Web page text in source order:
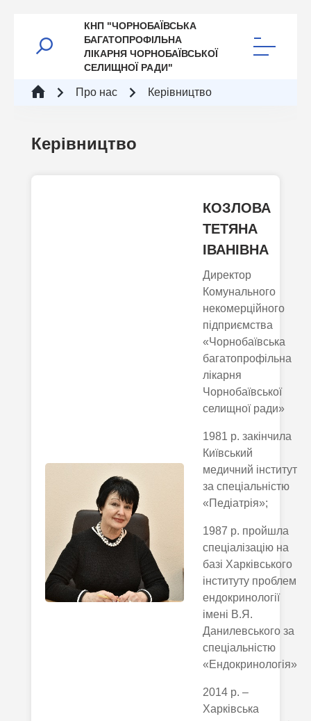
КНП "ЧОРНОБАЇВСЬКА
БАГАТОПРОФІЛЬНА
ЛІКАРНЯ ЧОРНОБАЇВСЬКОЇ
СЕЛИЩНОЇ РАДИ"
Про нас Керівництво
Керівництво
КОЗЛОВА
ТЕТЯНА
ІВАНІВНА
Директор
Комунального
некомерційного
підприємства
«Чорнобаївська
багатопрофільна
лікарня
Чорнобаївської
селищної ради»
1981 р. закінчила
Київський
медичний інститут
за спеціальністю
«Педіатрія»;
1987 р. пройшла
спеціалізацію на
базі Харківського
інституту проблем
ендокринології
імені В.Я.
Данилевського за
спеціальністю
«Ендокринологія»;
2014 р. –
Харківська